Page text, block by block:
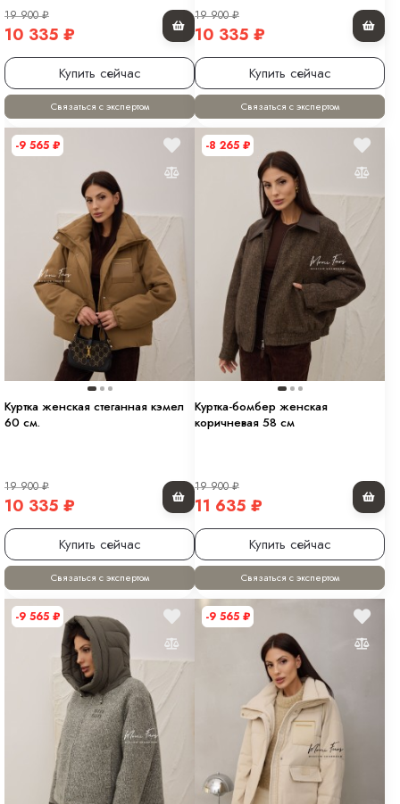
19 900₽
10 335 ₽
Купить сейчас
Связаться с экспертом
19 900₽
10 335 ₽
Купить сейчас
Связаться с экспертом
-9 565 ₽
Куртка женская стеганная кэмел
60 см.
19 900₽
10 335 ₽
Купить сейчас
Связаться с экспертом
-8 265 ₽
Куртка-бомбер женская
коричневая 58 см
19 900₽
11 635 ₽
Купить сейчас
Связаться с экспертом
-9 565 ₽ -9 565 ₽